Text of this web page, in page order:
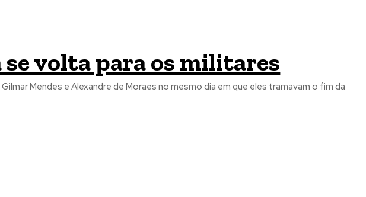
se volta para os militares
Mendes e Alexandre de Moraes no mesmo dia em que eles tramavam o fim da